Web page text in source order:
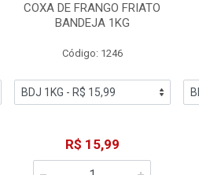
COXA DE FRANGO FRIATO
BANDEJA 1KG
Código: 1246
R$ 15,99